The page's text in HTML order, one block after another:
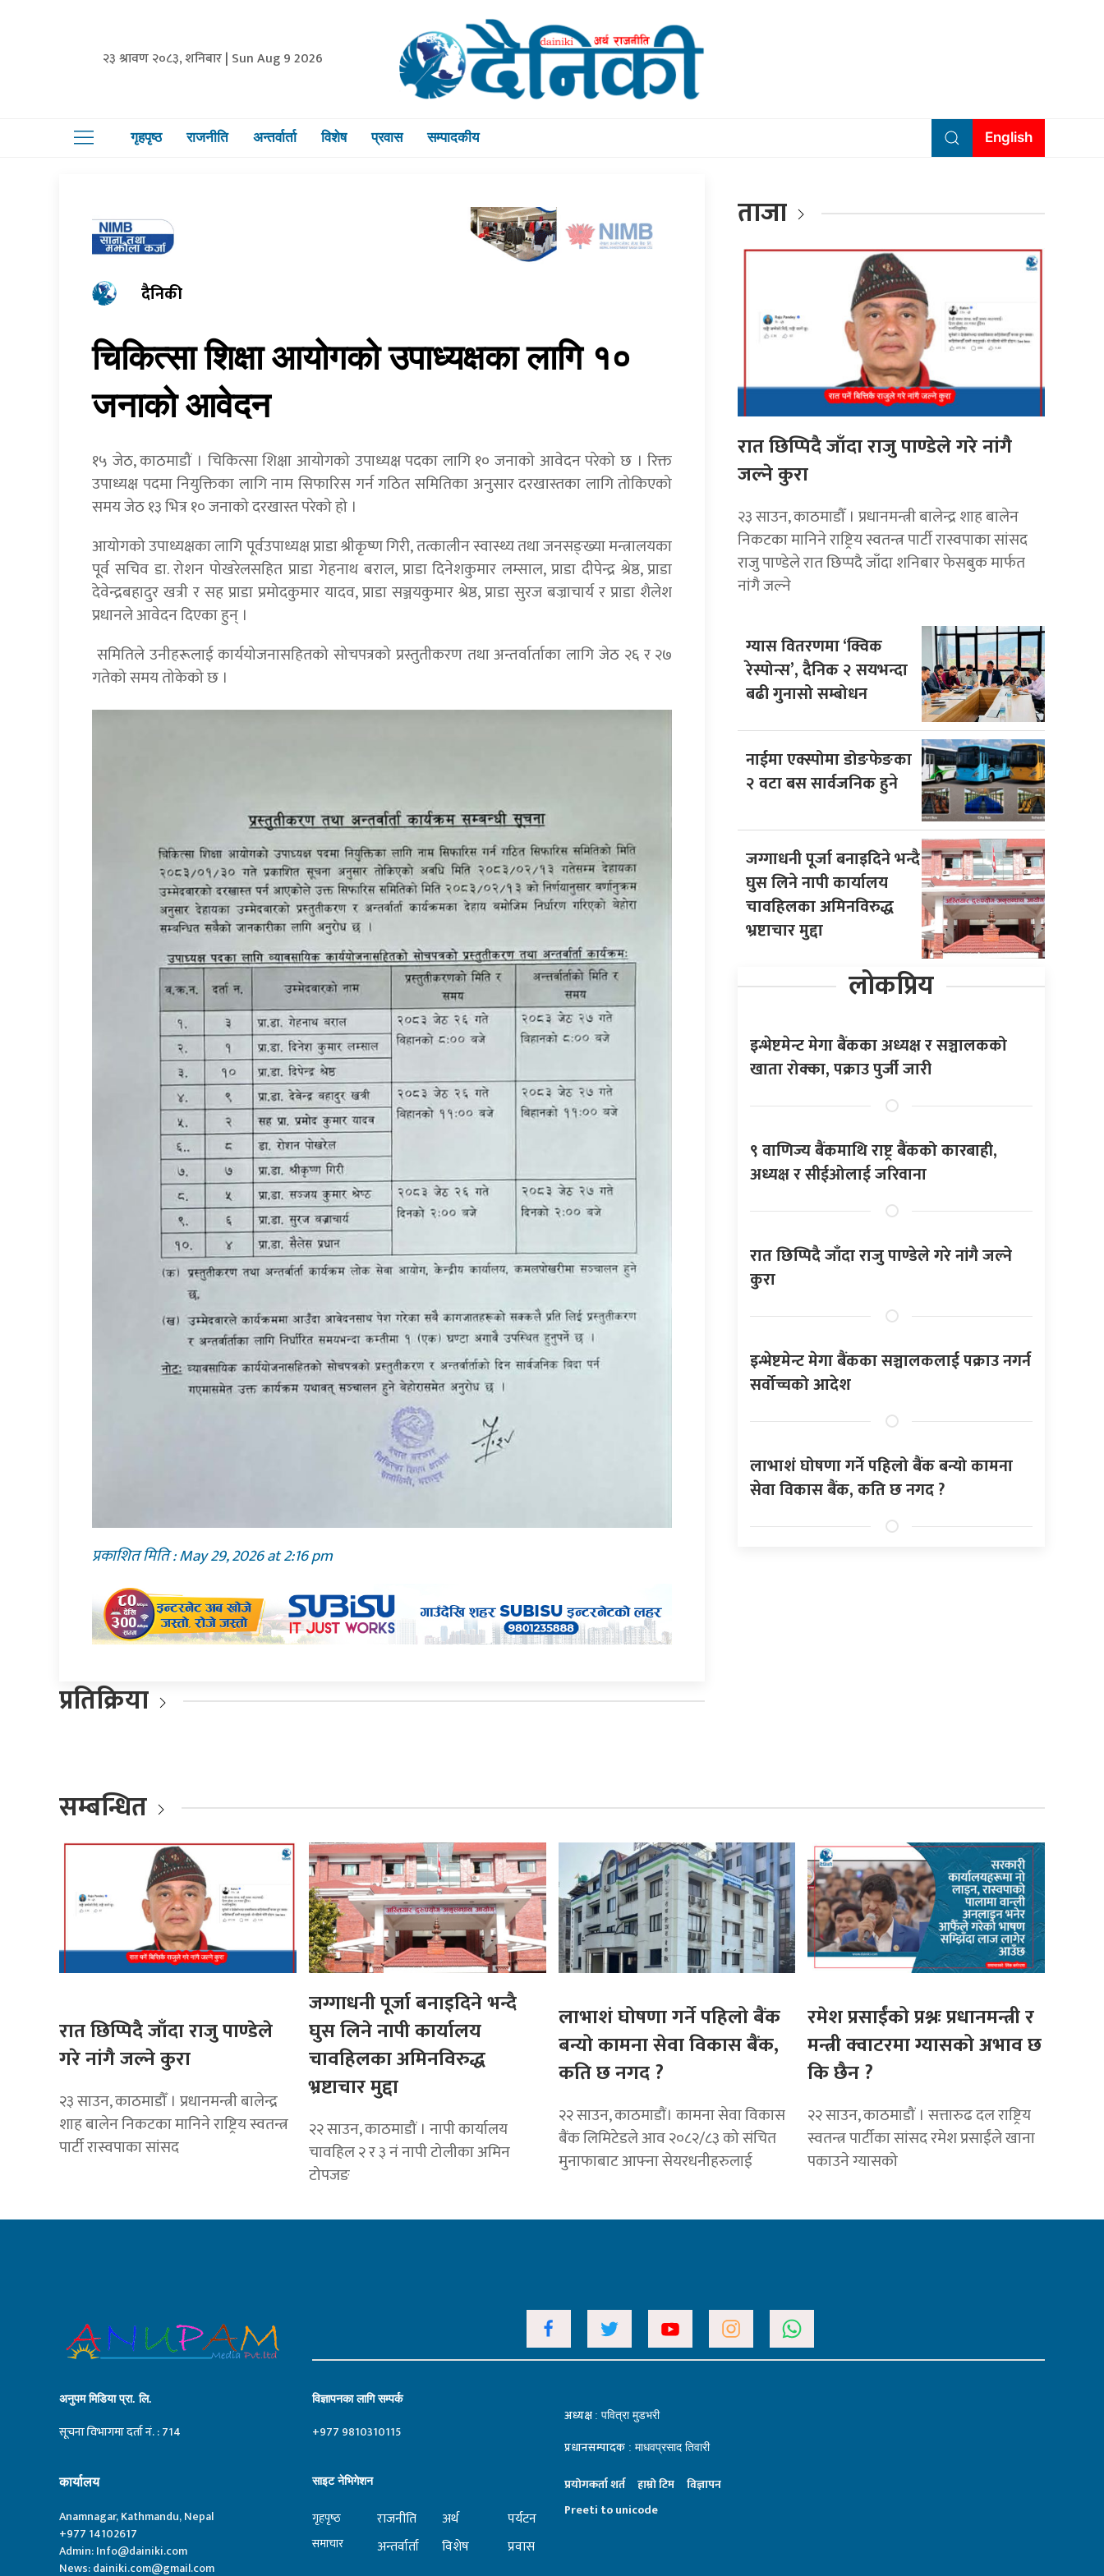
२३ श्रावण २०८३, शनिबार | Sun Aug 9 2026
गृहपृष्ठ राजनीति अन्तर्वार्ता विशेष प्रवास सम्पादकीय English
दैनिकी
चिकित्सा शिक्षा आयोगको उपाध्यक्षका लागि १०
जनाको आवेदन
१५ जेठ, काठमाडौं । चिकित्सा शिक्षा आयोगको उपाध्यक्ष पदका लागि १० जनाको आवेदन परेको छ । रिक्त
उपाध्यक्ष पदमा नियुक्तिका लागि नाम सिफारिस गर्न गठित समितिका अनुसार दरखास्तका लागि तोकिएको
समय जेठ १३ भित्र १० जनाको दरखास्त परेको हो ।
आयोगको उपाध्यक्षका लागि पूर्वउपाध्यक्ष प्राडा श्रीकृष्ण गिरी, तत्कालीन स्वास्थ्य तथा जनसङ्ख्या मन्त्रालयका
पूर्व सचिव डा. रोशन पोखरेलसहित प्राडा गेहनाथ बराल, प्राडा दिनेशकुमार लम्साल, प्राडा दीपेन्द्र श्रेष्ठ, प्राडा
देवेन्द्रबहादुर खत्री र सह प्राडा प्रमोदकुमार यादव, प्राडा सञ्जयकुमार श्रेष्ठ, प्राडा सुरज बज्राचार्य र प्राडा शैलेश
प्रधानले आवेदन दिएका हुन् ।
समितिले उनीहरूलाई कार्ययोजनासहितको सोचपत्रको प्रस्तुतीकरण तथा अन्तर्वार्ताका लागि जेठ २६ र २७
गतेको समय तोकेको छ ।
प्रकाशित मिति : May 29, 2026 at 2:16 pm
प्रतिक्रिया
ताजा
रात छिप्पिदै जाँदा राजु पाण्डेले गरे नांगै
जल्ने कुरा
२३ साउन, काठमाडौँ । प्रधानमन्त्री बालेन्द्र शाह बालेन
निकटका मानिने राष्ट्रिय स्वतन्त्र पार्टी रास्वपाका सांसद
राजु पाण्डेले रात छिप्पदै जाँदा शनिबार फेसबुक मार्फत
नांगै जल्ने
ग्यास वितरणमा ‘क्विक
रेस्पोन्स’, दैनिक २ सयभन्दा
बढी गुनासो सम्बोधन
नाईमा एक्स्पोमा डोङफेङका
२ वटा बस सार्वजनिक हुने
जग्गाधनी पूर्जा बनाइदिने भन्दै
घुस लिने नापी कार्यालय
चावहिलका अमिनविरुद्ध
भ्रष्टाचार मुद्दा
लोकप्रिय
इन्भेष्टमेन्ट मेगा बैंकका अध्यक्ष र सञ्चालकको
खाता रोक्का, पक्राउ पुर्जी जारी
९ वाणिज्य बैंकमाथि राष्ट्र बैंकको कारबाही,
अध्यक्ष र सीईओलाई जरिवाना
रात छिप्पिदै जाँदा राजु पाण्डेले गरे नांगै जल्ने
कुरा
इन्भेष्टमेन्ट मेगा बैंकका सञ्चालकलाई पक्राउ नगर्न
सर्वोच्चको आदेश
लाभाशं घोषणा गर्ने पहिलो बैंक बन्यो कामना
सेवा विकास बैंक, कति छ नगद ?
सम्बन्धित
रात छिप्पिदै जाँदा राजु पाण्डेले
गरे नांगै जल्ने कुरा
२३ साउन, काठमाडौँ । प्रधानमन्त्री बालेन्द्र
शाह बालेन निकटका मानिने राष्ट्रिय स्वतन्त्र
पार्टी रास्वपाका सांसद
जग्गाधनी पूर्जा बनाइदिने भन्दै
घुस लिने नापी कार्यालय
चावहिलका अमिनविरुद्ध
भ्रष्टाचार मुद्दा
२२ साउन, काठमाडौं । नापी कार्यालय
चावहिल २ र ३ नं नापी टोलीका अमिन
टोपजङ
लाभाशं घोषणा गर्ने पहिलो बैंक
बन्यो कामना सेवा विकास बैंक,
कति छ नगद ?
२२ साउन, काठमाडाैं। कामना सेवा विकास
बैंक लिमिटेडले आव २०८२/८३ को संचित
मुनाफाबाट आफ्ना सेयरधनीहरुलाई
रमेश प्रसाईंको प्रश्नः प्रधानमन्त्री र
मन्त्री क्वाटरमा ग्यासको अभाव छ
कि छैन ?
२२ साउन, काठमाडौं । सत्तारुढ दल राष्ट्रिय
स्वतन्त्र पार्टीका सांसद रमेश प्रसाईंले खाना
पकाउने ग्यासको
अनुपम मिडिया प्रा. लि.
सूचना विभागमा दर्ता नं. : 714
कार्यालय
Anamnagar, Kathmandu, Nepal
+977 14102617
Admin:Info@dainiki.com
News:dainiki.com@gmail.com
विज्ञापनका लागि सम्पर्क
+977 9810310115
साइट नेभिगेशन
गृहपृष्‍ठ
समाचार
राजनीति
अन्तर्वार्ता
अर्थ
विशेष
पर्यटन
प्रवास
अध्यक्ष : पवित्रा मुडभरी
प्रधानसम्पादक : माधवप्रसाद तिवारी
प्रयाेगकर्ता शर्त हाम्राे टिम
विज्ञापन
Preeti to unicode